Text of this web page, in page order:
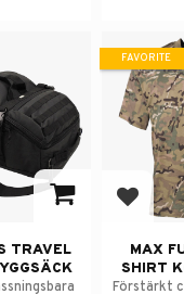
TRAVEL
Add
MAX
SHIRT
Förstärkt
FAVORITE